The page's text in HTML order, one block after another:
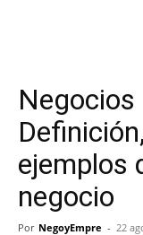
ejemplos
negocio
Por NegoyEmpre - 22